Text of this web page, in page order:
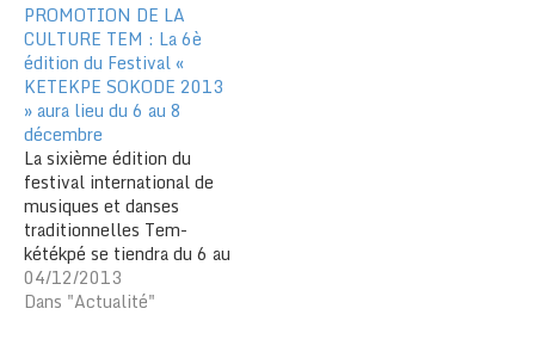
PROMOTION DE LA
CULTURE TEM : La 6è
édition du Festival «
KETEKPE SOKODE 2013
» aura lieu du 6 au 8
décembre
La sixième édition du
festival international de
musiques et danses
traditionnelles Tem-
kétékpé se tiendra du 6 au
8 décembre à Sokodé ;
l’information a été portée
04/12/2013
Dans "Actualité"